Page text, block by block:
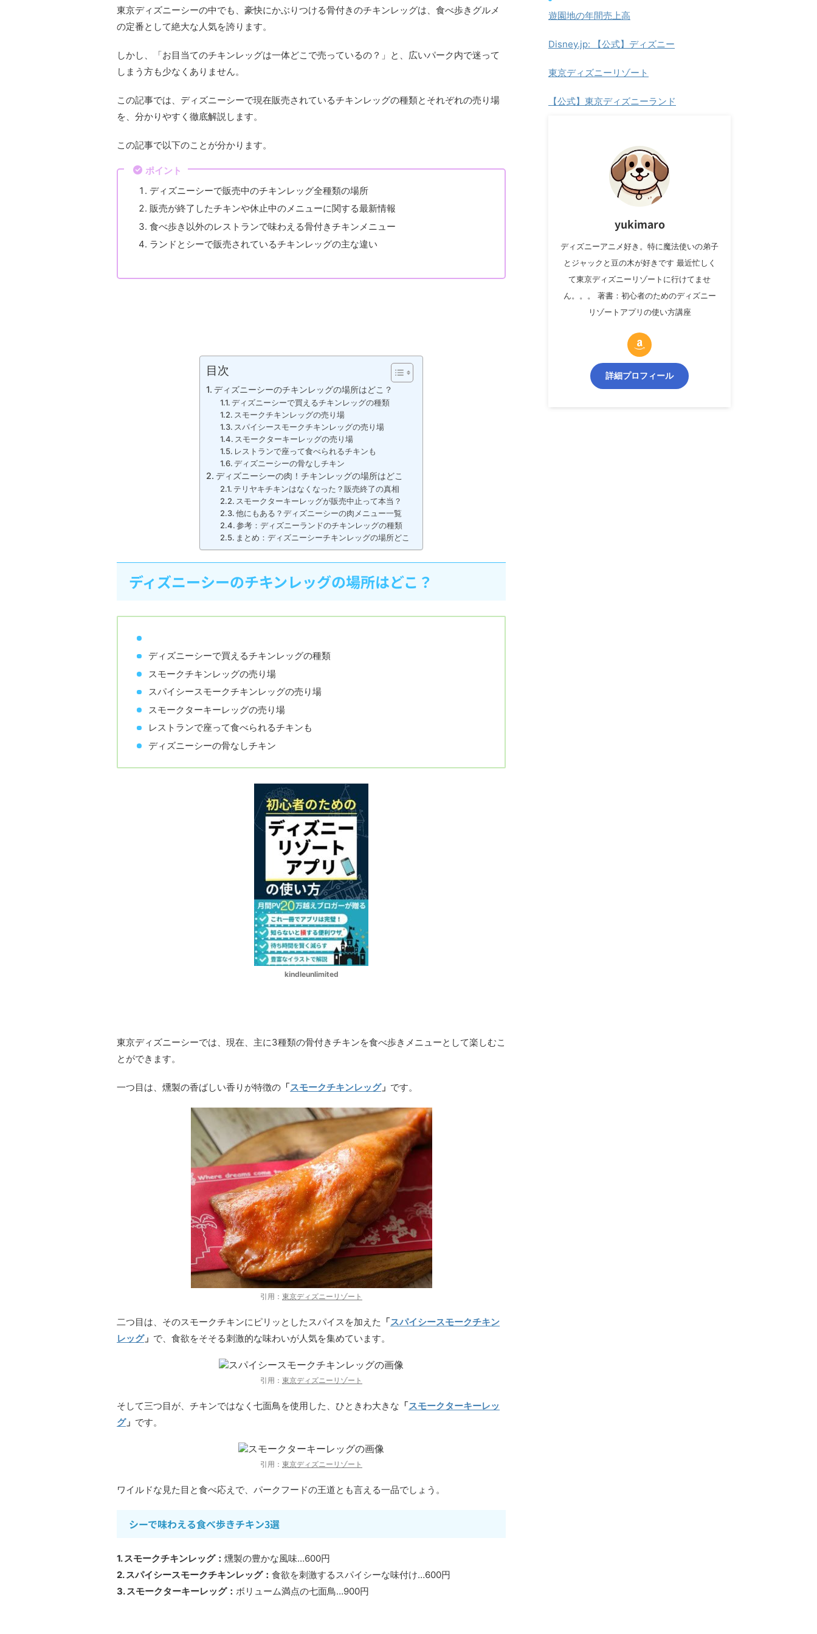
東京ディズニーシーの中でも、豪快にかぶりつける骨付きのチキンレッグは、食べ歩きグルメ
の定番として絶大な人気を誇ります。
しかし、「お目当てのチキンレッグは一体どこで売っているの？」と、広いパーク内で迷って
しまう方も少なくありません。
この記事では、ディズニーシーで現在販売されているチキンレッグの種類とそれぞれの売り場
を、分かりやすく徹底解説します。
この記事で以下のことが分かります。
ポイント
ディズニーシーで販売中のチキンレッグ全種類の場所
販売が終了したチキンや休止中のメニューに関する最新情報
食べ歩き以外のレストランで味わえる骨付きチキンメニュー
ランドとシーで販売されているチキンレッグの主な違い
目次
ディズニーシーのチキンレッグの場所はどこ？
ディズニーシーで買えるチキンレッグの種類
スモークチキンレッグの売り場
スパイシースモークチキンレッグの売り場
スモークターキーレッグの売り場
レストランで座って食べられるチキンも
ディズニーシーの骨なしチキン
ディズニーシーの肉！チキンレッグの場所はどこ
テリヤキチキンはなくなった？販売終了の真相
スモークターキーレッグが販売中止って本当？
他にもある？ディズニーシーの肉メニュー一覧
参考：ディズニーランドのチキンレッグの種類
まとめ：ディズニーシーチキンレッグの場所どこ
ディズニーシーのチキンレッグの場所はどこ？
ディズニーシーで買えるチキンレッグの種類
スモークチキンレッグの売り場
スパイシースモークチキンレッグの売り場
スモークターキーレッグの売り場
レストランで座って食べられるチキンも
ディズニーシーの骨なしチキン
kindleunlimited
東京ディズニーシーでは、現在、主に3種類の骨付きチキンを食べ歩きメニューとして楽しむこ
とができます。
一つ目は、燻製の香ばしい香りが特徴の 「スモークチキンレッグ」 です。
引用： 東京ディズニーリゾート
二つ目は、そのスモークチキンにピリッとしたスパイスを加えた 「スパイシースモークチキン
レッグ」 で、食欲をそそる刺激的な味わいが人気を集めています。
引用： 東京ディズニーリゾート
そして三つ目が、チキンではなく七面鳥を使用した、ひときわ大きな 「スモークターキーレッ
グ」 です。
引用： 東京ディズニーリゾート
ワイルドな見た目と食べ応えで、パークフードの王道とも言える一品でしょう。
シーで味わえる食べ歩きチキン3選
1. スモークチキンレッグ： 燻製の豊かな風味…600円
2. スパイシースモークチキンレッグ： 食欲を刺激するスパイシーな味付け…600円
3. スモークターキーレッグ： ボリューム満点の七面鳥…900円
遊園地の年間売上高
Disney.jp: 【公式】ディズニー
東京ディズニーリゾート
【公式】東京ディズニーランド
yukimaro
ディズニーアニメ好き。特に魔法使いの弟子
とジャックと豆の木が好きです 最近忙しく
て東京ディズニーリゾートに行けてませ
ん。。。 著書：初心者のためのディズニー
リゾートアプリの使い方講座
詳細プロフィール